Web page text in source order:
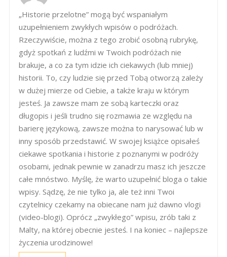
„Historie przelotne” mogą być wspaniałym
uzupełnieniem zwykłych wpisów o podróżach.
Rzeczywiście, można z tego zrobić osobną rubrykę,
gdyż spotkań z ludźmi w Twoich podróżach nie
brakuje, a co za tym idzie ich ciekawych (lub mniej)
historii. To, czy ludzie się przed Tobą otworzą zależy
w dużej mierze od Ciebie, a także kraju w którym
jesteś. Ja zawsze mam ze sobą karteczki oraz
długopis i jeśli trudno się rozmawia ze względu na
barierę językową, zawsze można to narysować lub w
inny sposób przedstawić. W swojej książce opisałeś
ciekawe spotkania i historie z poznanymi w podróży
osobami, jednak pewnie w zanadrzu masz ich jeszcze
całe mnóstwo. Myślę, że warto uzupełnić bloga o takie
wpisy. Sądzę, że nie tylko ja, ale też inni Twoi
czytelnicy czekamy na obiecane nam już dawno vlogi
(video-blogi). Oprócz „zwykłego” wpisu, zrób taki z
Malty, na której obecnie jesteś. I na koniec – najlepsze
życzenia urodzinowe!